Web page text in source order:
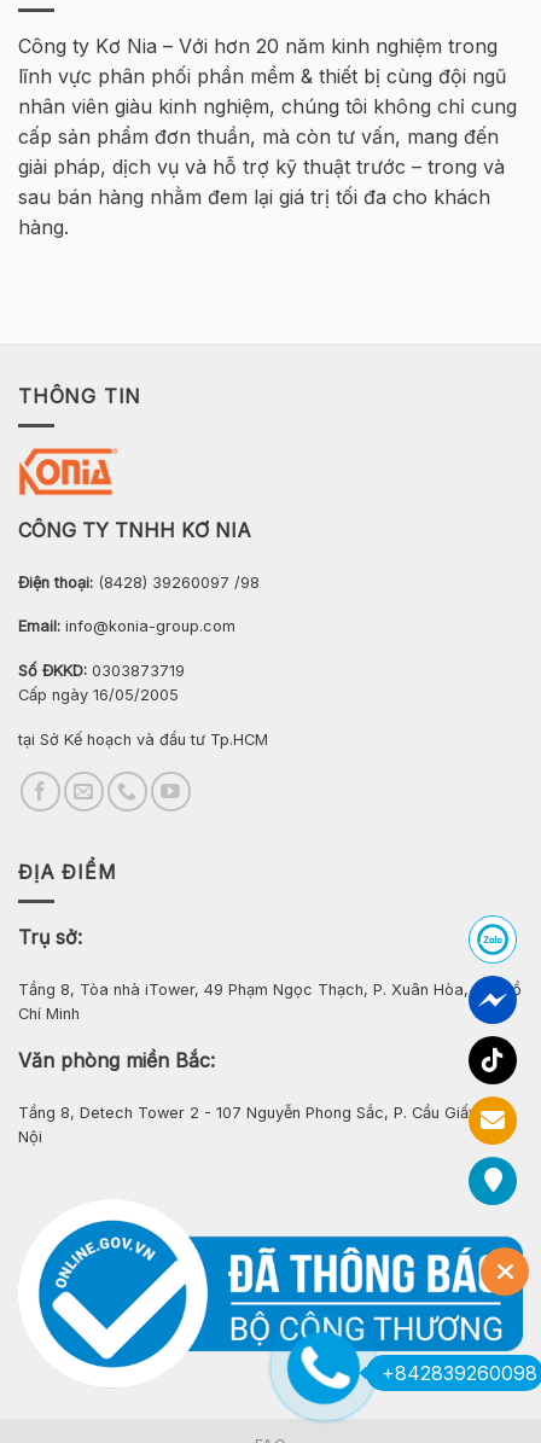
Bê
Cốt
thép
2026
–
Hà
Nội
MT
HØJGAARD
VIETNAM
Công ty Kơ Nia – Với hơn 20 năm kinh nghiệm trong
lĩnh vực phân phối phần mềm & thiết bị cùng đội ngũ
nhân viên giàu kinh nghiệm, chúng tôi không chỉ cung
cấp sản phẩm đơn thuần, mà còn tư vấn, mang đến
giải pháp, dịch vụ và hỗ trợ kỹ thuật trước – trong và
sau bán hàng nhằm đem lại giá trị tối đa cho khách
hàng.
THÔNG TIN
CÔNG TY TNHH KƠ NIA
Điện thoại: (8428) 39260097 /98
Email: info@konia-group.com
Số ĐKKD: 0303873719
Cấp ngày 16/05/2005
tại Sở Kế hoạch và đầu tư Tp.HCM
ĐỊA ĐIỂM
Trụ sở:
Tầng 8, Tòa nhà iTower, 49 Phạm Ngọc Thạch, P. Xuân Hòa, Tp. Hồ
Chí Minh
Văn phòng miền Bắc:
Tầng 8, Detech Tower 2 - 107 Nguyễn Phong Sắc, P. Cầu Giấy, Hà
Nội
+842839260098